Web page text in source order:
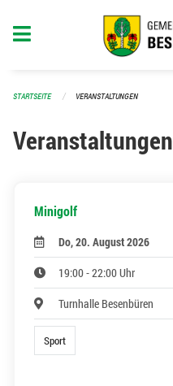
STARTSEITE VERANSTALTUNGEN
Veranstaltungen
Minigolf
Do, 20. August 2026
19:00 - 22:00 Uhr
Turnhalle Besenbüren
Sport